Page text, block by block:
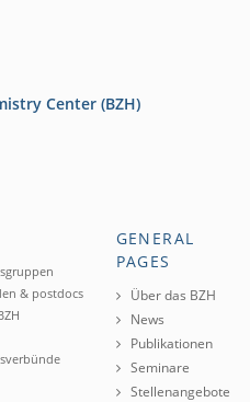
Center (BZH)
& postdocs
GENERAL
PAGES
Über das BZH
News
Publikationen
Seminare
Stellenangebote